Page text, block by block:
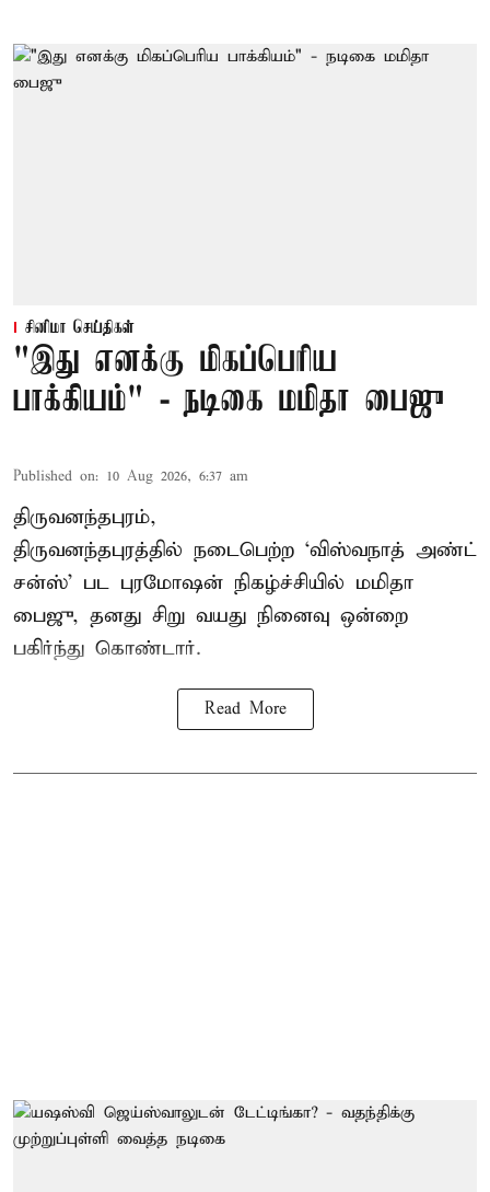
சினிமா செய்திகள்
"இது எனக்கு மிகப்பெரிய
பாக்கியம்" - நடிகை மமிதா பைஜு
Published on: 10 Aug 2026, 6:37 am
திருவனந்தபுரம்,
திருவனந்தபுரத்தில் நடைபெற்ற ‘விஸ்வநாத் அண்ட்
சன்ஸ்’ பட புரமோஷன் நிகழ்ச்சியில் மமிதா
பைஜு, தனது சிறு வயது நினைவு ஒன்றை
பகிர்ந்து கொண்டார்.
Read More